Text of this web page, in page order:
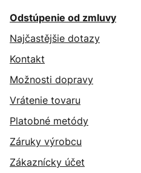
Odstúpenie od zmluvy
Najčastějšie dotazy
Kontakt
Možnosti dopravy
Vrátenie tovaru
Platobné metódy
Záruky výrobcu
Zákaznícky účet